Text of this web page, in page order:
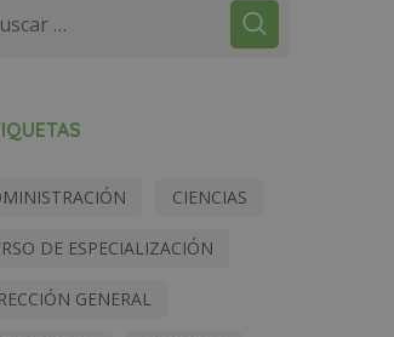
CIENCIAS
DE ESPECIALIZACIÓN
GENERAL